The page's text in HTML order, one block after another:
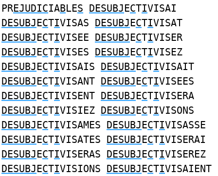
PREJUDICIABLES DESUBJECTIVISAI
DESUBJECTIVISAS DESUBJECTIVISAT
DESUBJECTIVISEE DESUBJECTIVISER
DESUBJECTIVISES DESUBJECTIVISEZ
DESUBJECTIVISAIS DESUBJECTIVISAIT
DESUBJECTIVISANT DESUBJECTIVISEES
DESUBJECTIVISENT DESUBJECTIVISERA
DESUBJECTIVISIEZ DESUBJECTIVISONS
DESUBJECTIVISAMES DESUBJECTIVISASSE
DESUBJECTIVISATES DESUBJECTIVISERAI
DESUBJECTIVISERAS DESUBJECTIVISEREZ
DESUBJECTIVISIONS DESUBJECTIVISAIENT